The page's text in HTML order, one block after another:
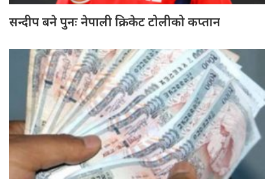
सन्दीप बने पुनः नेपाली क्रिकेट टोलीको कप्तान